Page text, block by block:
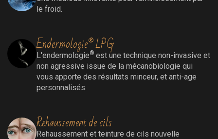
le froid.
Endermologie® LPG
L'endermologie® est une technique non-invasive et
non agressive issue de la mécanobiologie qui
vous apporte des résultats minceur, et anti-age
personnalisés.
Rehaussement de cils
Rehaussement et teinture de cils nouvelle